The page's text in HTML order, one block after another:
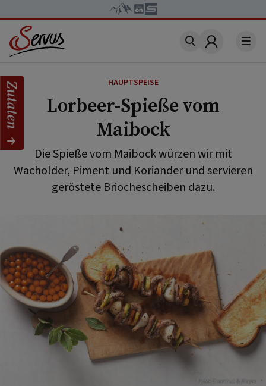
Account
HAUPTSPEISE
Lorbeer-Spieße vom
Maibock
Die Spieße vom Maibock würzen wir mit
Wacholder, Piment und Koriander und servieren
geröstete Briochescheiben dazu.
Foto: Eisenhut & Mayer
Zutaten